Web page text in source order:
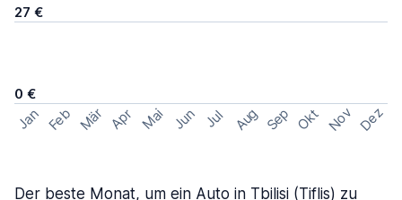
27 €
0 €
Jan Feb Mär Apr Mai Jun Jul Aug Sep Okt Nov Dez
Der beste Monat, um ein Auto in Tbilisi (Tiflis) zu